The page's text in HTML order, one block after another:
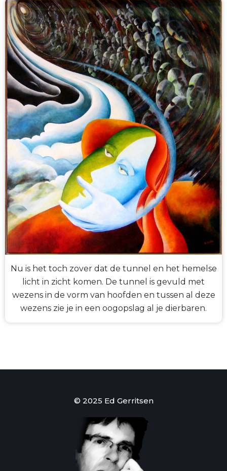
Nu is het toch zover dat de tunnel en het hemelse
licht in zicht komen. De tunnel is gevuld met
wezens in de vorm van hoofden en tussen al deze
wezens zie je in een oogopslag al je dierbaren.
© 2025 Ed Gerritsen